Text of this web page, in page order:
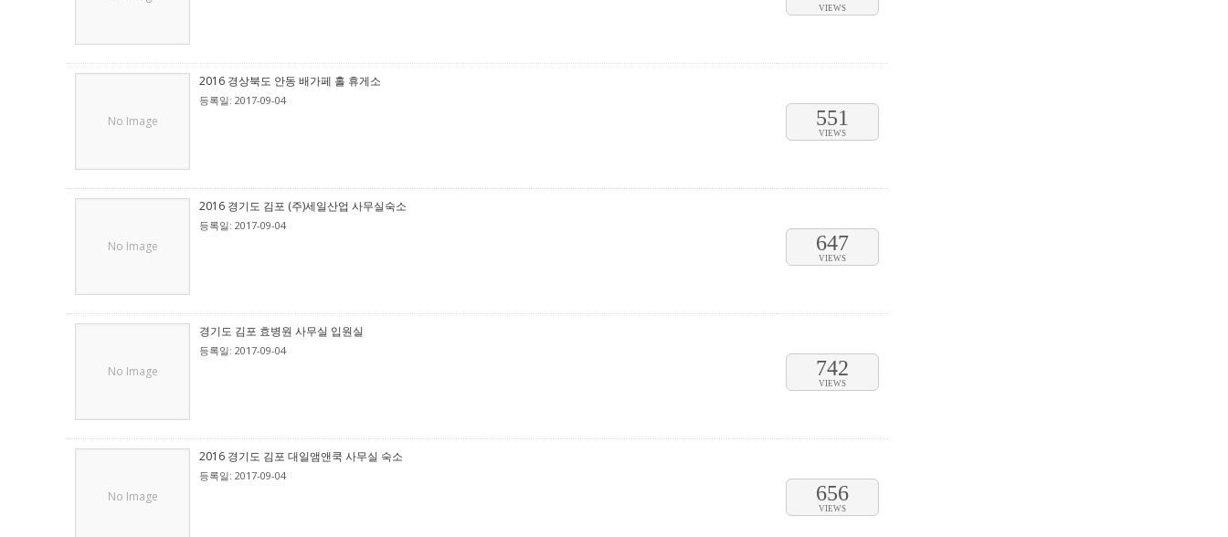
VIEWS
No Image
2016 경상북도 안동 배가페 홀 휴게소
등록일: 2017-09-04
551
VIEWS
No Image
2016 경기도 김포 (주)세일산업 사무실숙소
등록일: 2017-09-04
647
VIEWS
No Image
경기도 김포 효병원 사무실 입원실
등록일: 2017-09-04
742
VIEWS
No Image
2016 경기도 김포 대일앰앤쿡 사무실 숙소
등록일: 2017-09-04
656
VIEWS